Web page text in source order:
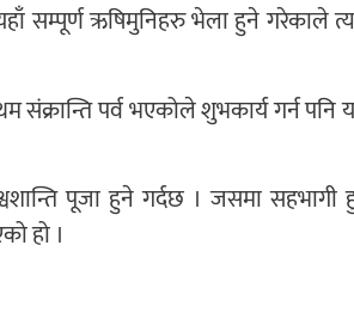
सम्पूर्ण ऋषिमुनिहरु भेला हुने गरेकाले
संक्रान्ति पर्व भएकोले शुभकार्य गर्न पनि
पूजा हुने गर्दछ । जसमा सहभागी
हो ।